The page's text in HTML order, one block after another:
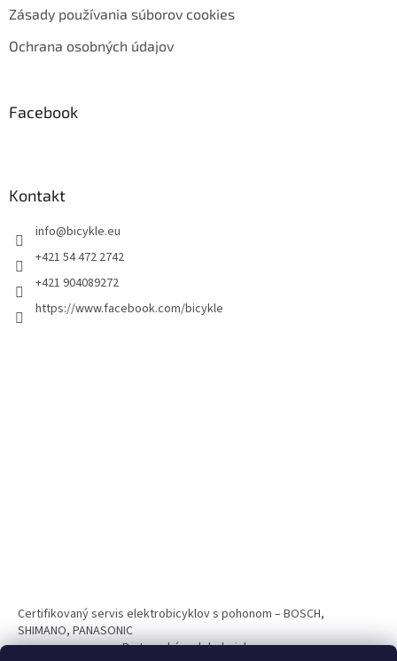
Zásady používania súborov cookies
Ochrana osobných údajov
Facebook
Kontakt
info@bicykle.eu
+421 54 472 2742
+421 904089272
https://www.facebook.com/bicykle
Certifikovaný servis elektrobicyklov s pohonom – BOSCH,
SHIMANO, PANASONIC
Partnerský web hokejshop.eu